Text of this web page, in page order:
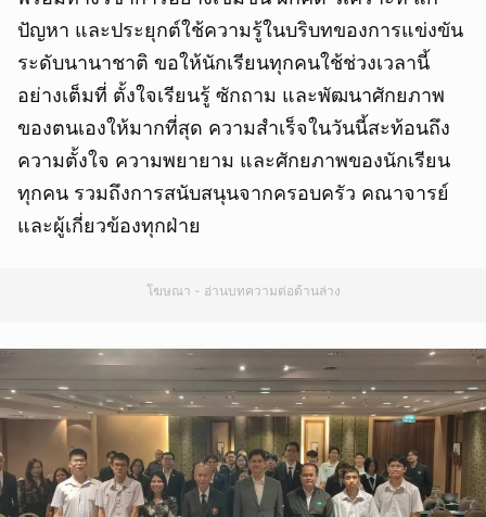
ปัญหา และประยุกต์ใช้ความรู้ในบริบทของการแข่งขัน
ระดับนานาชาติ ขอให้นักเรียนทุกคนใช้ช่วงเวลานี้
อย่างเต็มที่ ตั้งใจเรียนรู้ ซักถาม และพัฒนาศักยภาพ
ของตนเองให้มากที่สุด ความสำเร็จในวันนี้สะท้อนถึง
ความตั้งใจ ความพยายาม และศักยภาพของนักเรียน
ทุกคน รวมถึงการสนับสนุนจากครอบครัว คณาจารย์
และผู้เกี่ยวข้องทุกฝ่าย
โฆษณา - อ่านบทความต่อด้านล่าง